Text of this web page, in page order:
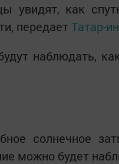
увидят, как
передаетТатар-
наблюдать,
солнечное
можно будет